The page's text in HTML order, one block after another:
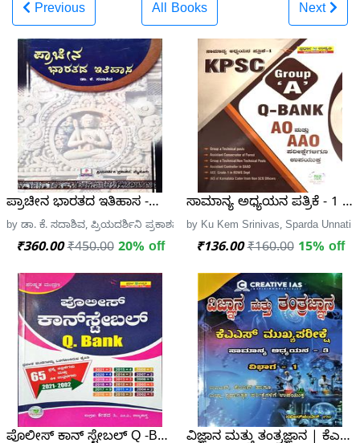
Previous All Books Next
ಪ್ರಾಚೀನ ಭಾರತದ ಇತಿಹಾಸ -ಡಾ. ಕೆ. ಸದಾಶಿವ
by ಡಾ. ಕೆ. ಸದಾಶಿವ, ಪ್ರಿಯದರ್ಶಿನಿ ಪ್ರಕಾಶನ, ಮೈಸೂರು
₹360.00 ₹450.00 20% off
ಸಾಮಾನ್ಯ ಅಧ್ಯಯನ ಪತ್ರಿಕೆ - 1 |
by Ku Kem Srinivas, Sparda Unnati
₹136.00 ₹160.00 15% off
ಪೊಲೀಸ್ ಕಾನ್ ಸ್ಟೇಬಲ್ Q -Bank| ಸ್ಪರ್ಧಾ ಉನ್ನತಿವಿಜ್ಞಾನ ಮತ್ತು ತಂತ್ರಜ್ಞಾನ |